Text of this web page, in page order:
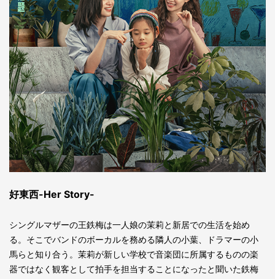
好東西-Her Story-
シングルマザーの王鉄梅は一人娘の茉莉と新居での生活を始め
る。そこでバンドのボーカルを務める隣人の小葉、ドラマーの小
馬らと知り合う。茉莉が新しい学校で音楽団に所属するものの楽
器ではなく観客として拍手を担当することになったと聞いた鉄梅